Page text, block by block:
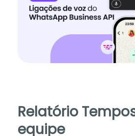
Relatório
equipe